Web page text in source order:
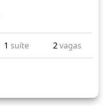
1 suíte 2vagas